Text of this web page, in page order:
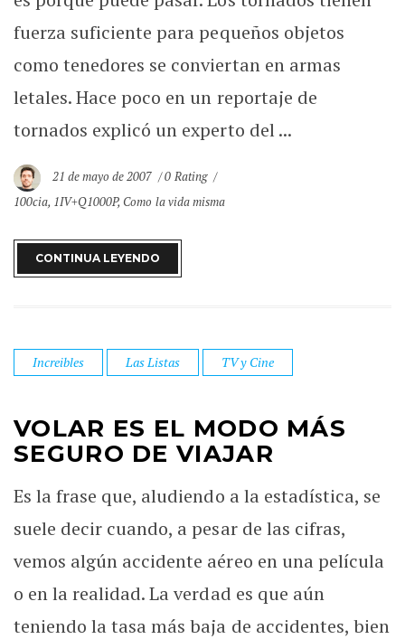
fuerza suficiente para pequeños objetos
como tenedores se conviertan en armas
letales. Hace poco en un reportaje de
tornados explicó un experto del ...
21 de mayo de 2007
0 Rating
100cia, 1IV+Q1000P, Como la vida misma
CONTINUA LEYENDO
Increibles Las Listas TV y Cine
VOLAR ES EL MODO MÁS
SEGURO DE VIAJAR
Es la frase que, aludiendo a la estadística, se
suele decir cuando, a pesar de las cifras,
vemos algún accidente aéreo en una película
o en la realidad. La verdad es que aún
teniendo la tasa más baja de accidentes, bien